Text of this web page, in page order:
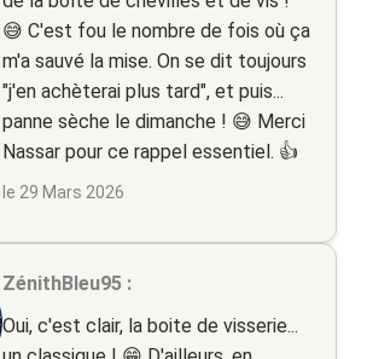
😅 C'est fou le nombre de fois où ça
m'a sauvé la mise. On se dit toujours
"j'en achèterai plus tard", et puis...
panne sèche le dimanche ! 😅 Merci
Nassar pour ce rappel essentiel. 👍
le 29 Mars 2026
ZénithBleu95 :
Oui, c'est clair, la boite de visserie...